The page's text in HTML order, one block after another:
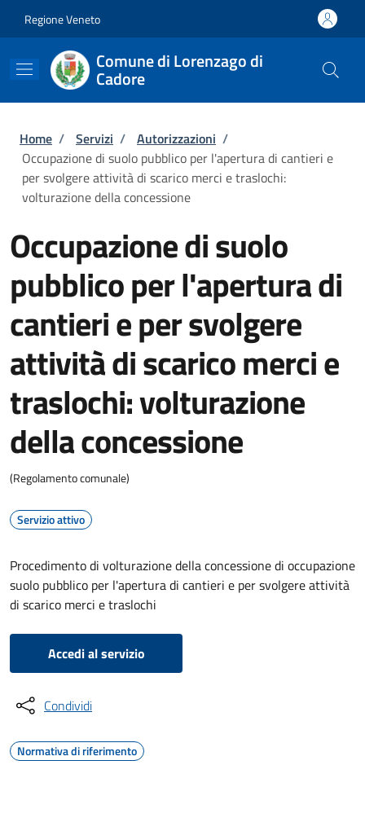
Regione Veneto
Comune di Lorenzago di
Cadore
Briciole di pane
Home / Servizi / Autorizzazioni /
Occupazione di suolo pubblico per l'apertura di cantieri e
per svolgere attività di scarico merci e traslochi:
volturazione della concessione
Occupazione di suolo
pubblico per l'apertura di
cantieri e per svolgere
attività di scarico merci e
traslochi: volturazione
della concessione
(Regolamento comunale)
Servizio attivo
Procedimento di volturazione della concessione di occupazione
suolo pubblico per l'apertura di cantieri e per svolgere attività
di scarico merci e traslochi
Accedi al servizio
Condividi
Normativa di riferimento